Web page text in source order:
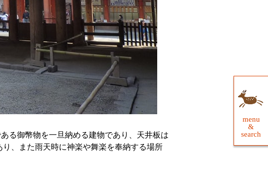
menu
&
search
る御幣物を一旦納める建物であり、天井板は
、また雨天時に神楽や舞楽を奉納する場所